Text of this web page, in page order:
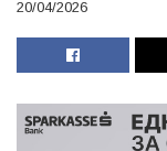
20/04/2026